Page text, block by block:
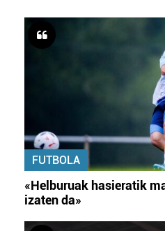
FUTBOLA
«Helburuak hasieratik
izaten da»